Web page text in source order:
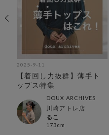
2025-9-11
【着回し力抜群】薄手ト
ップス特集
DOUX ARCHIVES
川崎アトレ店
るこ
173cm